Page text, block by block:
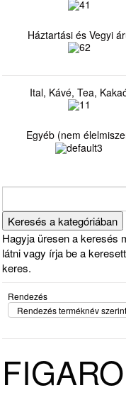
Háztartási és Vegyi
Ital, Kávé, Tea,
Egyéb (nem
Hagyja üresen a keresés
látni vagy írja be a
keres.
Rendezés
Rendezés terméknév
FIGARO